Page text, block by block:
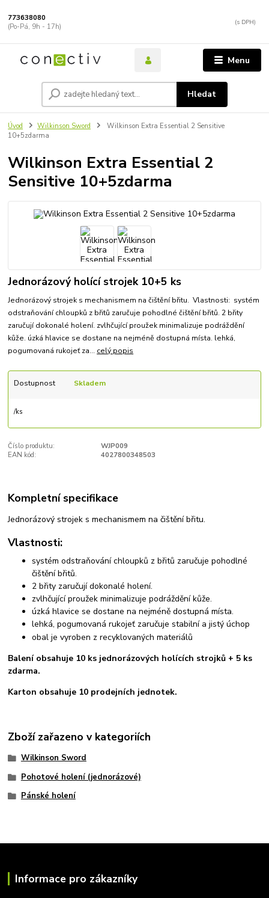
Menu
Hledat
773638080
(Po-Pá, 9h - 17h)
Úvod Wilkinson Sword
Wilkinson Extra Essential 2 Sensitive
10+5zdarma
Wilkinson Extra Essential 2
Sensitive 10+5zdarma
Jednorázový holící strojek 10+5 ks
Jednorázový strojek s mechanismem na čištění břitu. Vlastnosti: systém
odstraňování chloupků z břitů zaručuje pohodlné čištění břitů. 2 břity
zaručují dokonalé holení. zvlhčující proužek minimalizuje podráždění
kůže. úzká hlavice se dostane na nejméně dostupná místa. lehká,
pogumovaná rukojeť za... celý popis
Dostupnost Skladem
/ks
Číslo produktu:
WJP009
EAN kód:
4027800348503
Kompletní specifikace
Jednorázový strojek s mechanismem na čištění břitu.
Vlastnosti:
systém odstraňování chloupků z břitů zaručuje pohodlné
čištění břitů.
2 břity zaručují dokonalé holení.
zvlhčující proužek minimalizuje podráždění kůže.
úzká hlavice se dostane na nejméně dostupná místa.
lehká, pogumovaná rukojeť zaručuje stabilní a jistý úchop
obal je vyroben z recyklovaných materiálů
Balení obsahuje 10 ks jednorázových holících strojků + 5 ks
zdarma.
Karton obsahuje 10 prodejních jednotek.
Zboží zařazeno v kategoriích
Wilkinson Sword
Pohotové holení (jednorázové)
Pánské holení
Informace pro zákazníky